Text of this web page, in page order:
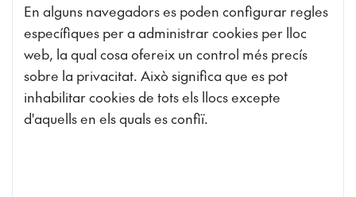
En alguns navegadors es poden configurar regles
específiques per a administrar cookies per lloc
web, la qual cosa ofereix un control més precís
sobre la privacitat. Això significa que es pot
inhabilitar cookies de tots els llocs excepte
d'aquells en els quals es confiï.